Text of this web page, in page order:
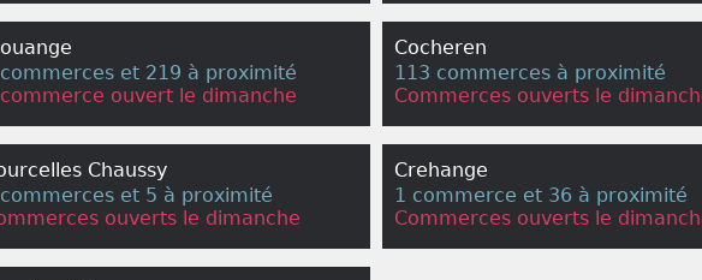
et 219 à proximité
ouvert le dimanche
Cocheren
113 commerces à proximité
Commerces ouverts le
Chaussy
et 5 à proximité
ouverts le dimanche
Crehange
1 commerce et 36 à proximité
Commerces ouverts le